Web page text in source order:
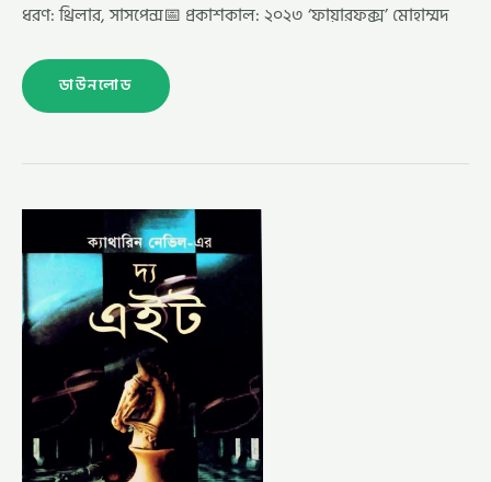
ধরণ: থ্রিলার, সাসপেন্স📅 প্রকাশকাল: ২০২৩ ‘ফায়ারফক্স’ মোহাম্মদ
ডাউনলোড
দ্য
মোহাম্মদ
নাজিম
উদ্দিন
(EIGHT
–
NAZIM
UDDIN)